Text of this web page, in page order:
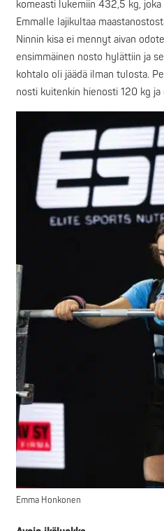
komeasti lukemiin 432,5 kg,
Emmalle lajikultaa
Ninnin kisa ei mennyt aivan
ensimmäinen nosto hylättiin ja
kohtalo oli jäädä ilman tulosta.
nosti kuitenkin hienosti 120 kg
Emma Honkonen